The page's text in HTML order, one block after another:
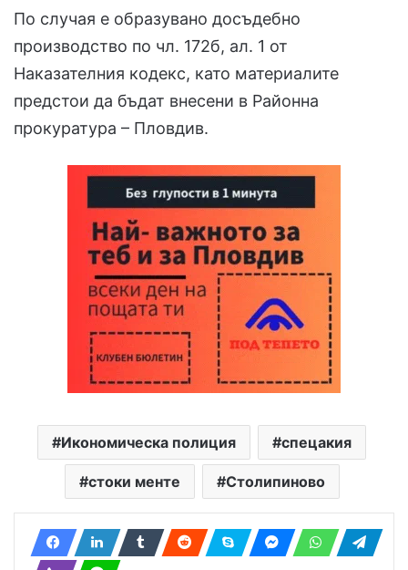
По случая е образувано досъдебно
производство по чл. 172б, ал. 1 от
Наказателния кодекс, като материалите
предстои да бъдат внесени в Районна
прокуратура – Пловдив.
Икономическа полиция спецакия
стоки менте Столипиново